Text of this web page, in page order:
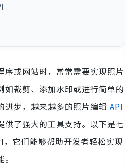
序或网站时，常常需要实现照片
如裁剪、添加水印或进行简单的
进步，越来越多的照片编辑 API
供了强大的工具支持。以下是七
，它们能够帮助开发者轻松实现